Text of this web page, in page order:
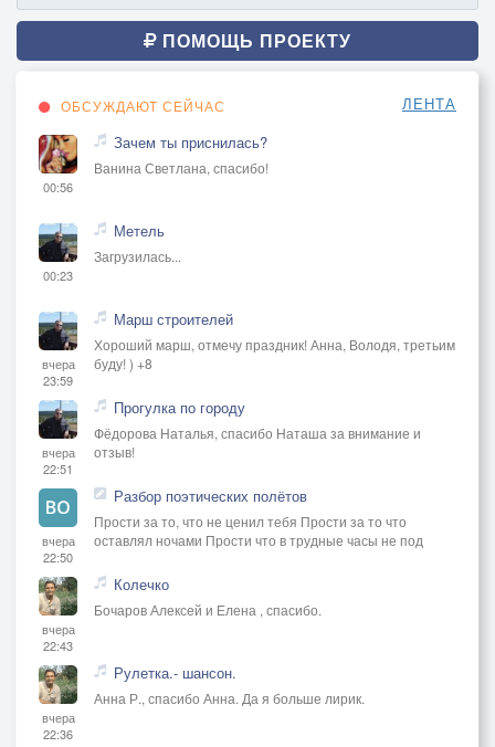
ПОМОЩЬ ПРОЕКТУ
ОБСУЖДАЮТ СЕЙЧАС ЛЕНТА
00:56
Зачем ты приснилась?
Ванина Светлана, спасибо!
00:23
Метель
Загрузилась...
вчера
23:59
Марш строителей
Хороший марш, отмечу праздник! Анна, Володя, третьим
буду! ) +8
вчера
22:51
Прогулка по городу
Фёдорова Наталья, спасибо Наташа за внимание и
отзыв!
вчера
22:50
Разбор поэтических полётов
Прости за то, что не ценил тебя Прости за то что
оставлял ночами Прости что в трудные часы не под
вчера
22:43
Колечко
Бочаров Алексей и Елена , спасибо.
вчера
22:36
Рулетка.- шансон.
Анна Р., спасибо Анна. Да я больше лирик.